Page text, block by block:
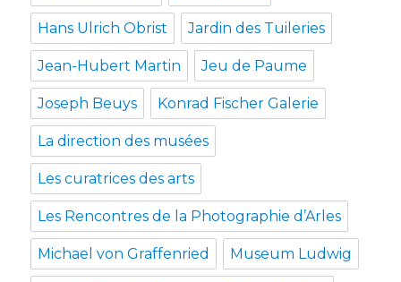
Hans Ulrich Obrist Jardin des Tuileries
Jean-Hubert Martin Jeu de Paume
Joseph Beuys Konrad Fischer Galerie
La direction des musées
Les curatrices des arts
Les Rencontres de la Photographie d’Arles
Michael von Graffenried Museum Ludwig